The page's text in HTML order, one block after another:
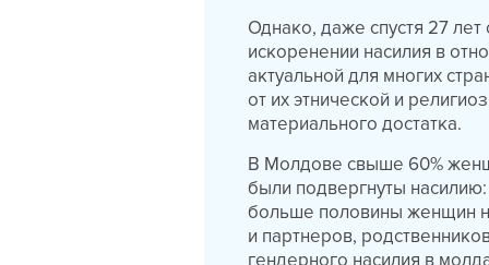
Однако, даже спустя 27
искоренении насилия в
актуальной для многих
от их этнической и
материального достатка.
В Молдове свыше 60%
были подвергнуты
больше половины женщин
и партнеров,
гендерного насилия в